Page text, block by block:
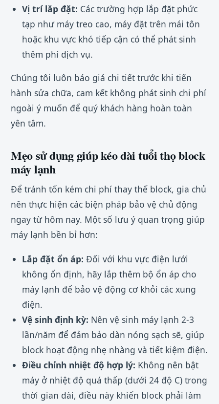
Vị trí lắp đặt: Các trường hợp lắp đặt phức
tạp như máy treo cao, máy đặt trên mái tôn
hoặc khu vực khó tiếp cận có thể phát sinh
thêm phí dịch vụ.
Chúng tôi luôn báo giá chi tiết trước khi tiến
hành sửa chữa, cam kết không phát sinh chi phí
ngoài ý muốn để quý khách hàng hoàn toàn
yên tâm.
Mẹo sử dụng giúp kéo dài tuổi thọ block
máy lạnh
Để tránh tốn kém chi phí thay thế block, gia chủ
nên thực hiện các biện pháp bảo vệ chủ động
ngay từ hôm nay. Một số lưu ý quan trọng giúp
máy lạnh bền bỉ hơn:
Lắp đặt ổn áp: Đối với khu vực điện lưới
không ổn định, hãy lắp thêm bộ ổn áp cho
máy lạnh để bảo vệ động cơ khỏi các xung
điện.
Vệ sinh định kỳ: Nên vệ sinh máy lạnh 2-3
lần/năm để đảm bảo dàn nóng sạch sẽ, giúp
block hoạt động nhẹ nhàng và tiết kiệm điện.
Điều chỉnh nhiệt độ hợp lý: Không nên bật
máy ở nhiệt độ quá thấp (dưới 24 độ C) trong
thời gian dài, điều này khiến block phải làm